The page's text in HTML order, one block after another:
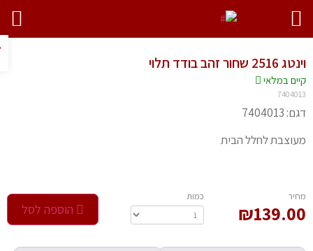
שחור זהב בודד תלוי
במלאי‬
לחלל הבית
₪
‫כמות‬
הוספה לסל